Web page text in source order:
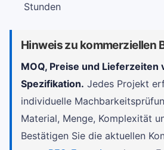
Stunden
Hinweis zu kommerziellen
MOQ, Preise und Lieferzeiten
Spezifikation. Jedes Projekt
individuelle
Material, Menge, Komplexität
Bestätigen Sie die aktuellen